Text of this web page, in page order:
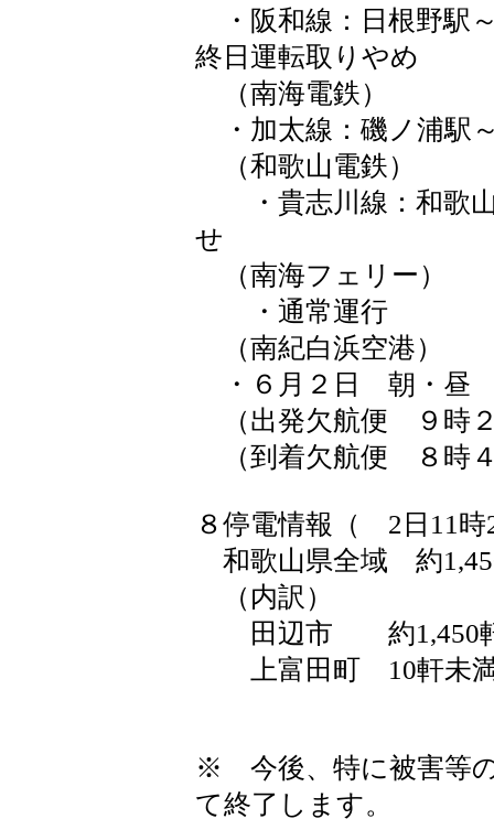
・阪和線：日根野駅
終日運転取りやめ
（南海電鉄）
・加太線：磯ノ浦
（和歌山電鉄）
・貴志川線：和歌
せ
（南海フェリー）
・通常運行
（南紀白浜空港）
・６月２日 朝・昼
（出発欠航便 ９時２
（到着欠航便 ８時４
８停電情報（ 2日11時
和歌山県全域 約
（内訳）
田辺市 約1,450
上富田町 10軒未
※ 今後、特に被害等
て終了します。